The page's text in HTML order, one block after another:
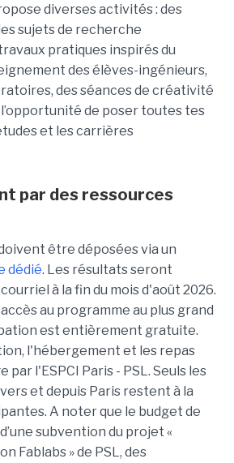
diverses activités : des
sujets de recherche
pratiques inspirés du
des élèves-ingénieurs,
des séances de créativité
de poser toutes tes
et les carrières
par des ressources
être déposées via un
dédié. Les résultats seront
à la fin du mois d'août 2026.
au programme au plus grand
est entièrement gratuite.
l'hébergement et les repas
par l'ESPCI Paris - PSL. Seuls les
et depuis Paris restent à la
A noter que le budget de
subvention du projet «
Fablabs » de PSL, des